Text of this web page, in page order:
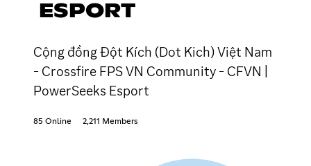
ESPORT
Cộng đồng Đột Kích (Dot Kich) Việt Nam
- Crossfire FPS VN Community - CFVN |
PowerSeeks Esport
85 Online 2,211 Members